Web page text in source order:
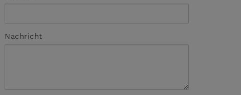
Nachricht